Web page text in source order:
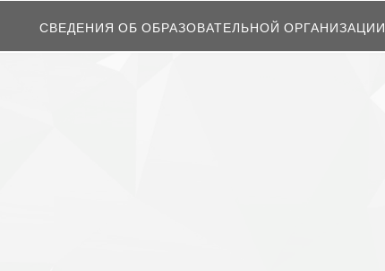
СВЕДЕНИЯ ОБ ОБРАЗОВАТЕЛЬНОЙ ОРГАНИЗАЦИИ